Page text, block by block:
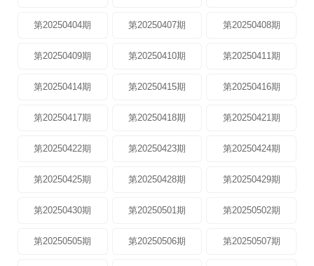
第20250404期 第20250407期 第20250408期
第20250409期 第20250410期 第20250411期
第20250414期 第20250415期 第20250416期
第20250417期 第20250418期 第20250421期
第20250422期 第20250423期 第20250424期
第20250425期 第20250428期 第20250429期
第20250430期 第20250501期 第20250502期
第20250505期 第20250506期 第20250507期